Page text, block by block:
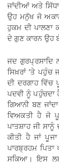
ਜਾਂਦੀਆਂ ਅਤੇ
ਉਹ ਮਨੁੱਖ ਜੋ
ਹੁਕਮ ਦੀ ਪਾਲਣਾ
ਦੇ ਗੁਣ ਕਾਰਨ ਉਹ
ਜਦ ਗੁਰਪ੍ਰਸਾਦਿ
ਸਿਖ਼ਰਾਂ ’ਤੇ ਪਹੁੰਚ
ਦੀ ਦਰਗਾਹ ਵਿੱਚ
ਪਦਵੀ ਨੂੰ
ਗਿਆਨੀ ਬਣ
ਵਿਅਕਤੀ ਹੈ ਜੋ
ਪਾਤਸ਼ਾਹ ਜੀ
ਕੀਤੀ ਹੈ ਜਾਂ
ਪਾਰਬ੍ਰਹਮ
ਸਕਿਆ। ਇਸ